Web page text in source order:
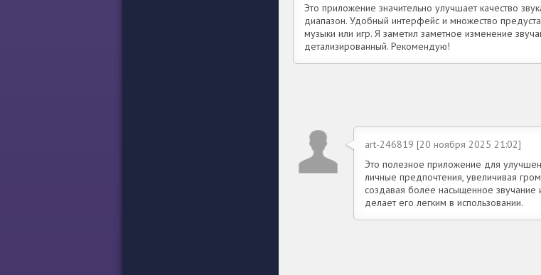
Это приложение значительно улучшает качество
диапазон. Удобный интерфейс и множество
музыки или игр. Я заметил заметное изменение
детализированный. Рекомендую!
art-246819 [20 ноября 2025 21:02]
Это полезное приложение для
личные предпочтения, увеличивая
создавая более насыщенное звучание
делает его легким в использовании.